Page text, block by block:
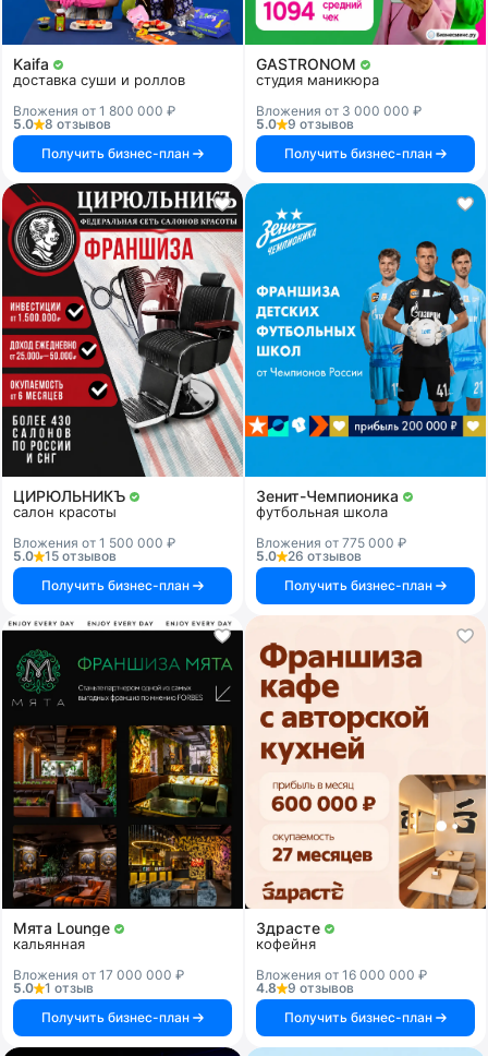
Kaifa
доставка суши и роллов
Вложения от 1 800 000 ₽
5.0
8 отзывов
Получить бизнес-план
GASTRONOM
студия маникюра
Вложения от 3 000 000 ₽
5.0
9 отзывов
Получить бизнес-план
ЦИРЮЛЬНИКЪ
салон красоты
Вложения от 1 500 000 ₽
5.0
15 отзывов
Получить бизнес-план
Зенит-Чемпионика
футбольная школа
Вложения от 775 000 ₽
5.0
26 отзывов
Получить бизнес-план
Мята Lounge
кальянная
Вложения от 17 000 000 ₽
5.0
1 отзыв
Получить бизнес-план
Здрасте
кофейня
Вложения от 16 000 000 ₽
4.8
9 отзывов
Получить бизнес-план